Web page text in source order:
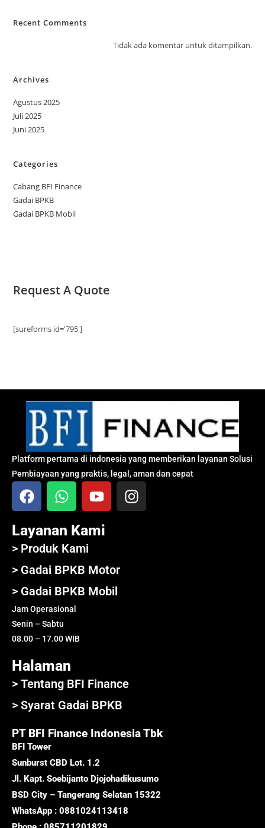
Recent Comments
Tidak ada komentar untuk ditampilkan.
Archives
Agustus 2025
Juli 2025
Juni 2025
Categories
Cabang BFI Finance
Gadai BPKB
Gadai BPKB Mobil
Request A Quote
[sureforms id='795']
Platform pertama di indonesia yang memberikan layanan Solusi
Pembiayaan yang praktis, legal, aman dan cepat
Layanan Kami
> Produk Kami
> Gadai BPKB Motor
> Gadai BPKB Mobil
Jam Operasional
Senin – Sabtu
08.00 – 17.00 WIB
Halaman
> Tentang BFI Finance
> Syarat Gadai BPKB
PT BFI Finance Indonesia Tbk
BFI Tower
Sunburst CBD Lot. 1.2
Jl. Kapt. Soebijanto Djojohadikusumo
BSD City – Tangerang Selatan 15322
WhatsApp : 0881024113418